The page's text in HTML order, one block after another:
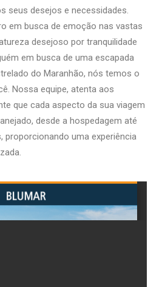
seus desejos e necessidades.
em busca de emoção nas vastas
desejoso por tranquilidade
em busca de uma escapada
do Maranhão, nós temos o
Nossa equipe, atenta aos
que cada aspecto da sua viagem
desde a hospedagem até
proporcionando uma experiência